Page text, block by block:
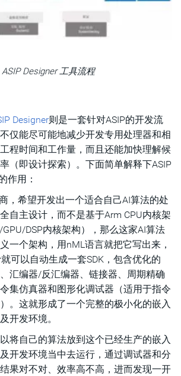
ASIP Designer 工具流程
Designer则是一套针对ASIP的开发流
仅能尽可能地减少开发专用处理器和相
程时间和工作量，而且还能加快理解候
（即设计探索）。下面简单解释下ASIP
作用：
，希望开发出一个适合自己AI算法的处
自主设计，而不是基于Arm CPU内核架
DSP内核架构），那么这家AI算法
一个架构，用nML语言就把它写出来，
可以自动生成一套SDK，包含优化的
汇编器/反汇编器、链接器、周期精确
集仿真器和图形化调试器（适用于指令
。这就形成了一个完整的极小化的嵌入
开发环境。
将自己的算法放到这个已经生产的嵌入
开发环境当中去运行，通过调试器和分
果对不对、效率高不高，进而发现一开